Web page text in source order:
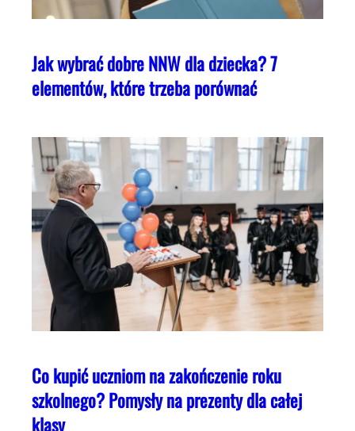
Jak wybrać dobre NNW dla dziecka? 7
elementów, które trzeba porównać
Co kupić uczniom na zakończenie roku
szkolnego? Pomysły na prezenty dla całej
klasy